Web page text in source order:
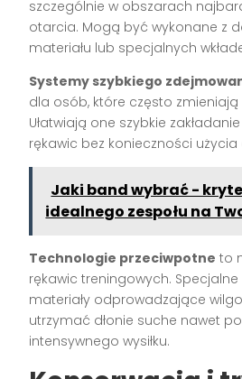
szczególnie w obszarach
otarcia. Mogą być wykonane z
materiału lub specjalnych
Systemy szybkiego
dla osób, które często
Ułatwiają one szybkie
rękawic bez konieczności użycia
Jaki band wybrać -
idealnego zespołu na
Technologie przeciwpotne to
rękawic treningowych. Specjalne
materiały odprowadzające
utrzymać dłonie suche nawet
intensywnego wysiłku.